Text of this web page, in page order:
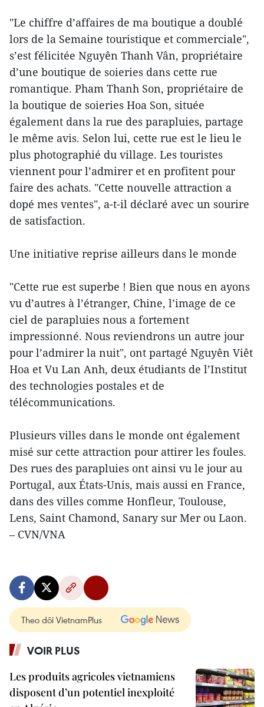
"Le chiffre d’affaires de ma boutique a doublé
lors de la Semaine touristique et commerciale",
s’est félicitée Nguyên Thanh Vân, propriétaire
d’une boutique de soieries dans cette rue
romantique. Pham Thanh Son, propriétaire de
la boutique de soieries Hoa Son, située
également dans la rue des parapluies, partage
le même avis. Selon lui, cette rue est le lieu le
plus photographié du village. Les touristes
viennent pour l’admirer et en profitent pour
faire des achats. "Cette nouvelle attraction a
dopé mes ventes", a-t-il déclaré avec un sourire
de satisfaction.
Une initiative reprise ailleurs dans le monde
"Cette rue est superbe ! Bien que nous en ayons
vu d’autres à l’étranger, Chine, l’image de ce
ciel de parapluies nous a fortement
impressionné. Nous reviendrons un autre jour
pour l’admirer la nuit", ont partagé Nguyên Viêt
Hoa et Vu Lan Anh, deux étudiants de l’Institut
des technologies postales et de
télécommunications.
Plusieurs villes dans le monde ont également
misé sur cette attraction pour attirer les foules.
Des rues des parapluies ont ainsi vu le jour au
Portugal, aux États-Unis, mais aussi en France,
dans des villes comme Honfleur, Toulouse,
Lens, Saint Chamond, Sanary sur Mer ou Laon.
– CVN/VNA
Theo dõi VietnamPlus
VOIR PLUS
Les produits agricoles vietnamiens
disposent d’un potentiel inexploité